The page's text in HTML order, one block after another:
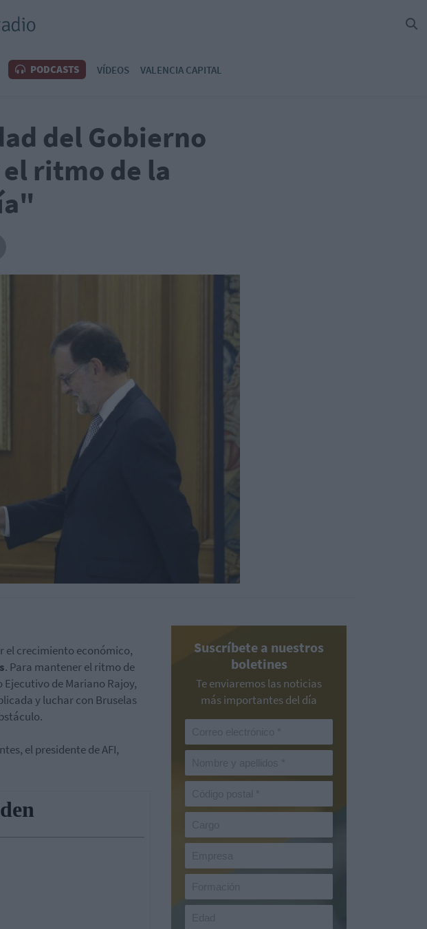
PODCASTS VÍDEOS VALENCIA CAPITAL
del Gobierno
ritmo de la
el crecimiento económico,
. Para mantener el ritmo de
de Mariano Rajoy,
y luchar con Bruselas
el presidente de AFI,
Suscríbete a nuestros
boletines
Te enviaremos las noticias
más importantes del día